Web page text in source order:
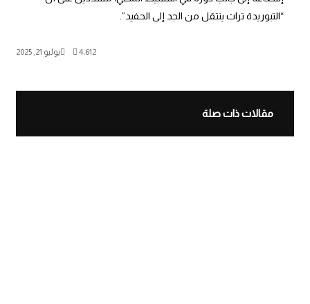
“التبوريدة تراث ينتقل من الجد إلى الحفيد”.
يوليو 21, 2025 4٬612
مقالات ذات صلة